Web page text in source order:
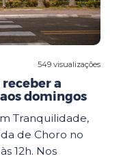
549 visualizações
a
domingos
Tranquilidade,
de Choro no
12h. Nos